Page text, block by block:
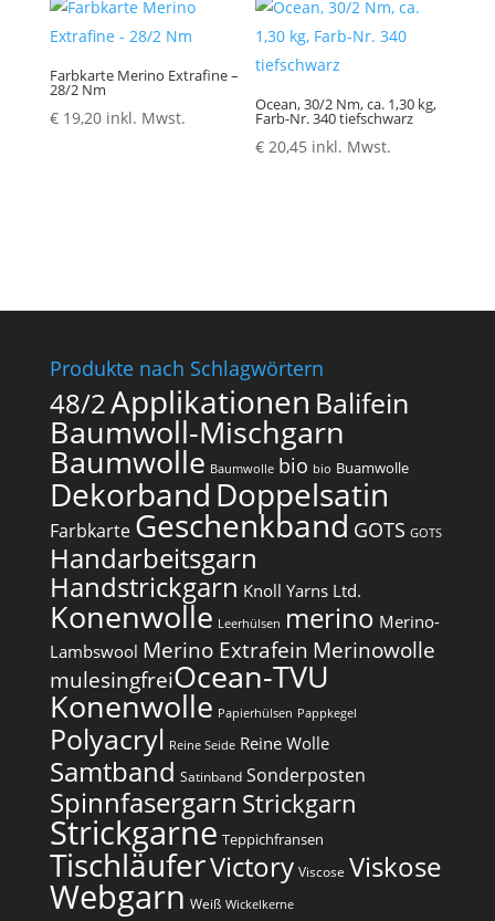
Farbkarte Merino Extrafine –
28/2 Nm
€19,20 inkl. Mwst.
Ocean, 30/2 Nm, ca. 1,30 kg,
Farb-Nr. 340 tiefschwarz
€ 20,45 inkl. Mwst.
Produkte nach Schlagwörtern
48/2Applikationen Balifein
Baumwoll-Mischgarn
Baumwolle Baumwolle bio bio Buamwolle
Dekorband Doppelsatin
Farbkarte Geschenkband GOTS GOTS
Handarbeitsgarn
Handstrickgarn Knoll Yarns Ltd.
Konenwolle Leerhülsen merino Merino-
Lambswool Merino Extrafein Merinowolle
mulesingfrei​Ocean-TVU
Konenwolle Papierhülsen Pappkegel
Polyacryl Reine Seide Reine Wolle
Samtband Satinband Sonderposten
Spinnfasergarn Strickgarn
Strickgarne Teppichfransen
TischläuferVictory Viscose Viskose
Webgarn Weiß Wickelkerne